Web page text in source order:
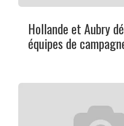
Hollande et Aubry
équipes de